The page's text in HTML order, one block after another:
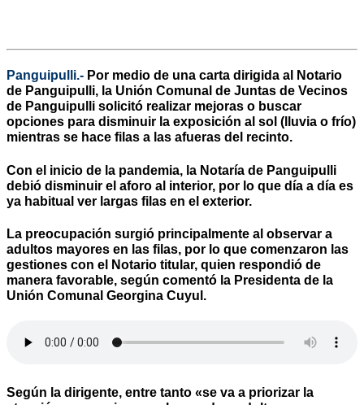
Panguipulli.- Por medio de una carta dirigida al Notario
de Panguipulli, la Unión Comunal de Juntas de Vecinos
de Panguipulli solicitó realizar mejoras o buscar
opciones para disminuir la exposición al sol (lluvia o frío)
mientras se hace filas a las afueras del recinto.
Con el inicio de la pandemia, la Notaría de Panguipulli
debió disminuir el aforo al interior, por lo que día a día es
ya habitual ver largas filas en el exterior.
La preocupación surgió principalmente al observar a
adultos mayores en las filas, por lo que comenzaron las
gestiones con el Notario titular, quien respondió de
manera favorable, según comentó la Presidenta de la
Unión Comunal Georgina Cuyul.
Según la dirigente, entre tanto «se va a priorizar la